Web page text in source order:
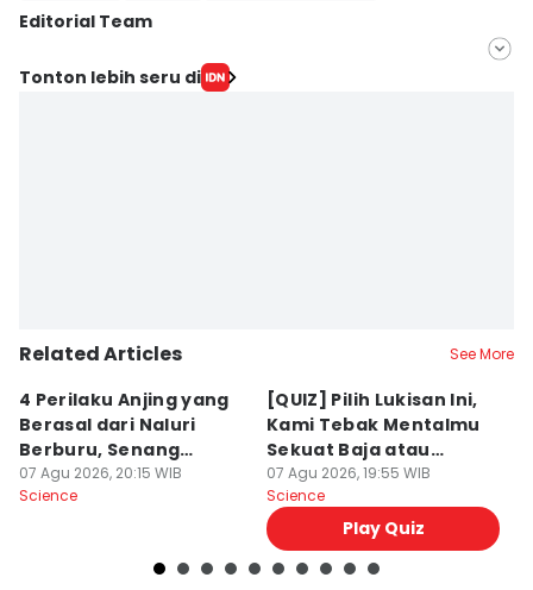
Editorial Team
Editor
Tonton lebih seru di
Related Articles See More
4 Perilaku Anjing yang
Berasal dari Naluri
Berburu, Senang
Mengejar!
07 Agu 2026, 20:15 WIB
Science
[QUIZ] Pilih Lukisan Ini,
Kami Tebak Mentalmu
Sekuat Baja atau
Sebaliknya
07 Agu 2026, 19:55 WIB
Science
Play Quiz